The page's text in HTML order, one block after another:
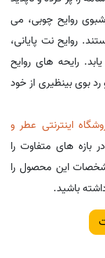
روایح چوبی، می
روایح نت پایانی،
رایحه های روایح
بوی بینظیری از خود
اینترنتی عطر و
بازه های متفاوت را
این محصول را
باشید.